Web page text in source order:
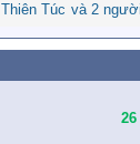
Thiên Túc và 2
26